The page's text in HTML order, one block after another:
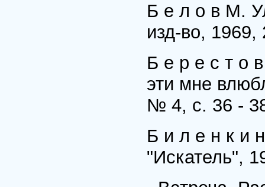
Б е л о в М.
изд-во, 1969,
Б е р е с т о
эти мне
№ 4, с. 36 -
Б и л е н к и
"Искатель",